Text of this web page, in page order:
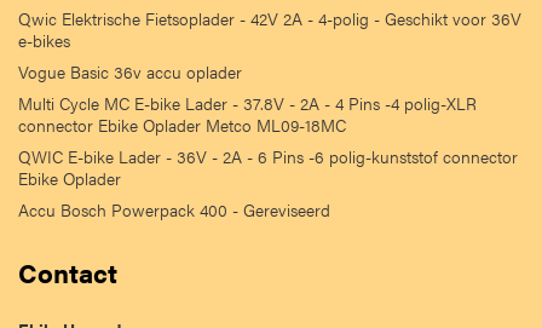
Qwic Elektrische Fietsoplader - 42V 2A - 4-polig - Geschikt voor 36V
e-bikes
Vogue Basic 36v accu oplader
Multi Cycle MC E-bike Lader - 37.8V - 2A - 4 Pins -4 polig-XLR
connector Ebike Oplader Metco ML09-18MC
QWIC E-bike Lader - 36V - 2A - 6 Pins -6 polig-kunststof connector
Ebike Oplader
Accu Bosch Powerpack 400 - Gereviseerd
Contact